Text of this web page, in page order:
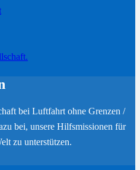
bei Luftfahrt ohne Grenzen /
bei, unsere Hilfsmissionen für
zu unterstützen.